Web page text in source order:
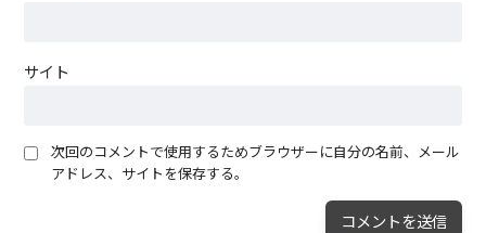
サイト
次回のコメントで使用するためブラウザーに自分の名前、メール
アドレス、サイトを保存する。